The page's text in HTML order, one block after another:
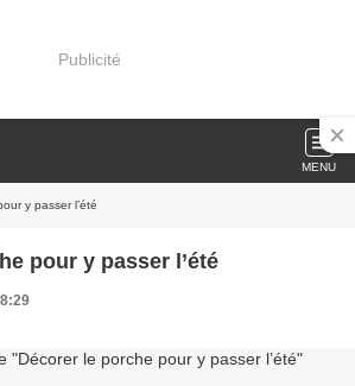
Publicité
MENU
y passer l’été
pour y passer l’été